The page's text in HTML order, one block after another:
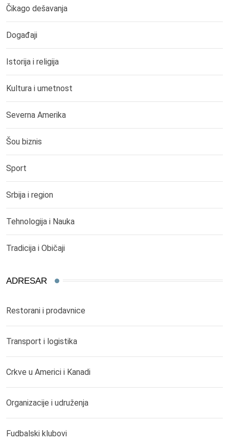
Čikago dešavanja
Događaji
Istorija i religija
Kultura i umetnost
Severna Amerika
Šou biznis
Sport
Srbija i region
Tehnologija i Nauka
Tradicija i Običaji
ADRESAR
Restorani i prodavnice
Transport i logistika
Crkve u Americi i Kanadi
Organizacije i udruženja
Fudbalski klubovi